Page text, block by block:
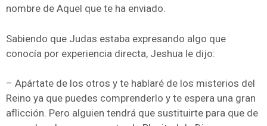
nombre de Aquel que te ha enviado.
Sabiendo que Judas estaba expresando algo que
conocía por experiencia directa, Jeshua le dijo:
– Apártate de los otros y te hablaré de los misterios del
Reino ya que puedes comprenderlo y te espera una gran
aflicción. Pero alguien tendrá que sustituirte para que de